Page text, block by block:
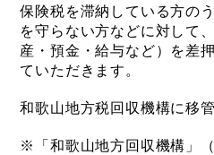
保険税を滞納している方の
を守らない方などに対して
産・預金・給与など）を差
ていただきます。
和歌山地方税回収機構に移
※「和歌山地方回収機構」